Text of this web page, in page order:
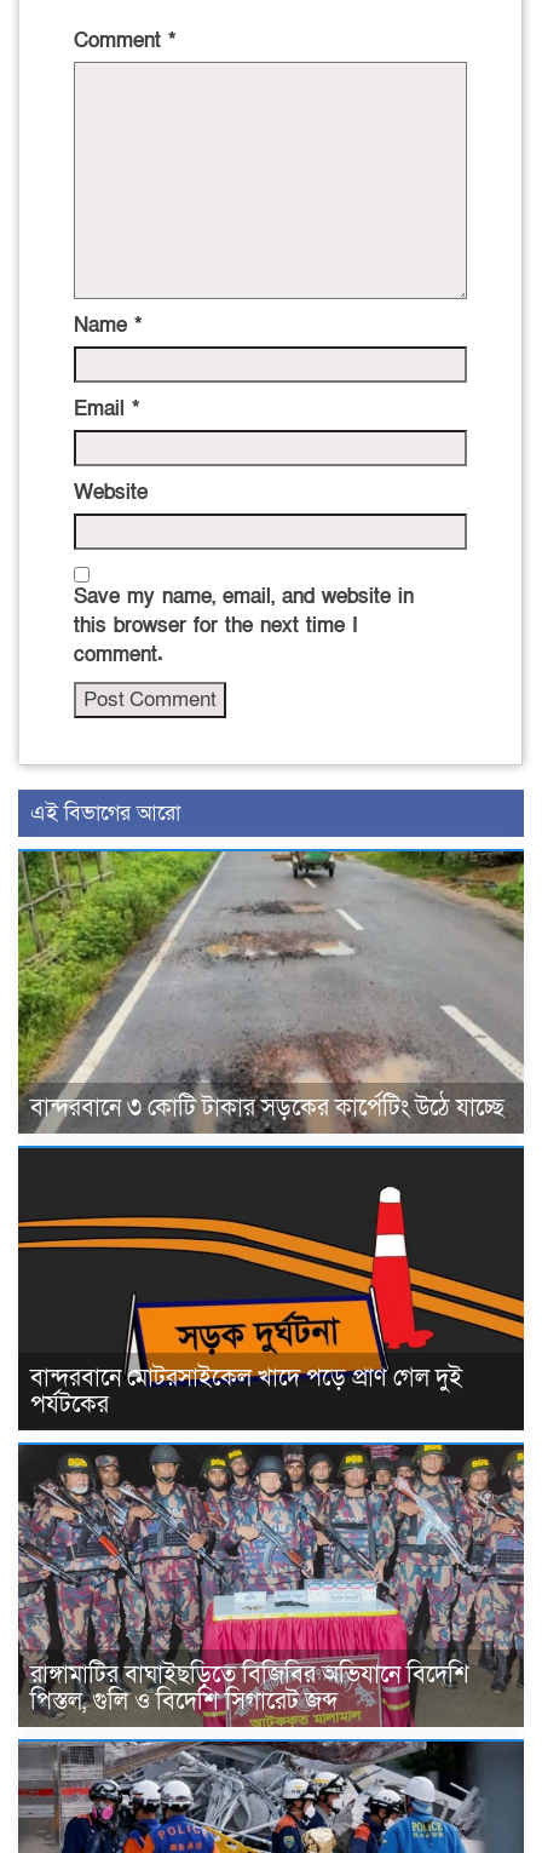
Comment *
Name *
Email *
Website
Save my name, email, and website in
this browser for the next time I
comment.
এই বিভাগের আরো
বান্দরবানে ৩ কোটি টাকার সড়কের কার্পেটিং উঠে যাচ্ছে
বান্দরবানে মোটরসাইকেল খাদে পড়ে প্রাণ গেল দুই
পর্যটকের
রাঙ্গামাটির বাঘাইছড়িতে বিজিবির অভিযানে বিদেশি
পিস্তল, গুলি ও বিদেশি সিগারেট জব্দ